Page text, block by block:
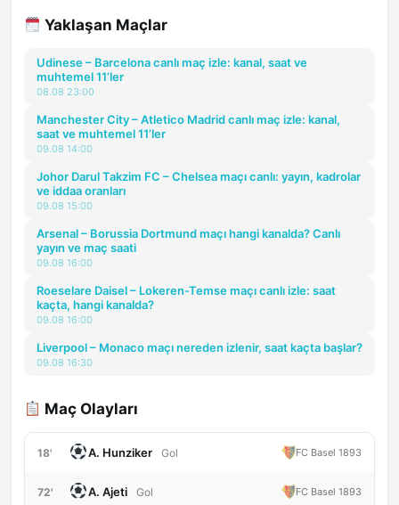
Yaklaşan Maçlar
Udinese – Barcelona canlı maç izle: kanal, saat ve
muhtemel 11’ler
08.08 23:00
Manchester City – Atletico Madrid canlı maç izle: kanal,
saat ve muhtemel 11’ler
09.08 14:00
Johor Darul Takzim FC – Chelsea maçı canlı: yayın, kadrolar
ve iddaa oranları
09.08 15:00
Arsenal – Borussia Dortmund maçı hangi kanalda? Canlı
yayın ve maç saati
09.08 16:00
Roeselare Daisel – Lokeren-Temse maçı canlı izle: saat
kaçta, hangi kanalda?
09.08 16:00
Liverpool – Monaco maçı nereden izlenir, saat kaçta başlar?
09.08 16:30
Maç Olayları
18' A. Hunziker Gol FC Basel 1893
72' A. Ajeti Gol FC Basel 1893